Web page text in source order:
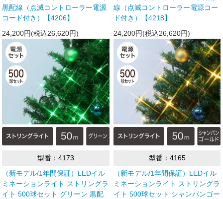
黒配線（点滅コントローラー電源
コード付き）【4206】
24,200円(税込26,620円)
線（点滅コントローラー電源コー
ド付き）【4218】
24,200円(税込26,620円)
型番：4173
（新モデル/1年間保証）LEDイル
ミネーションライト ストリングラ
イト 500球セット グリーン 黒配
型番：4165
（新モデル/1年間保証）LEDイル
ミネーションライト ストリングラ
イト 500球セット シャンパンゴー